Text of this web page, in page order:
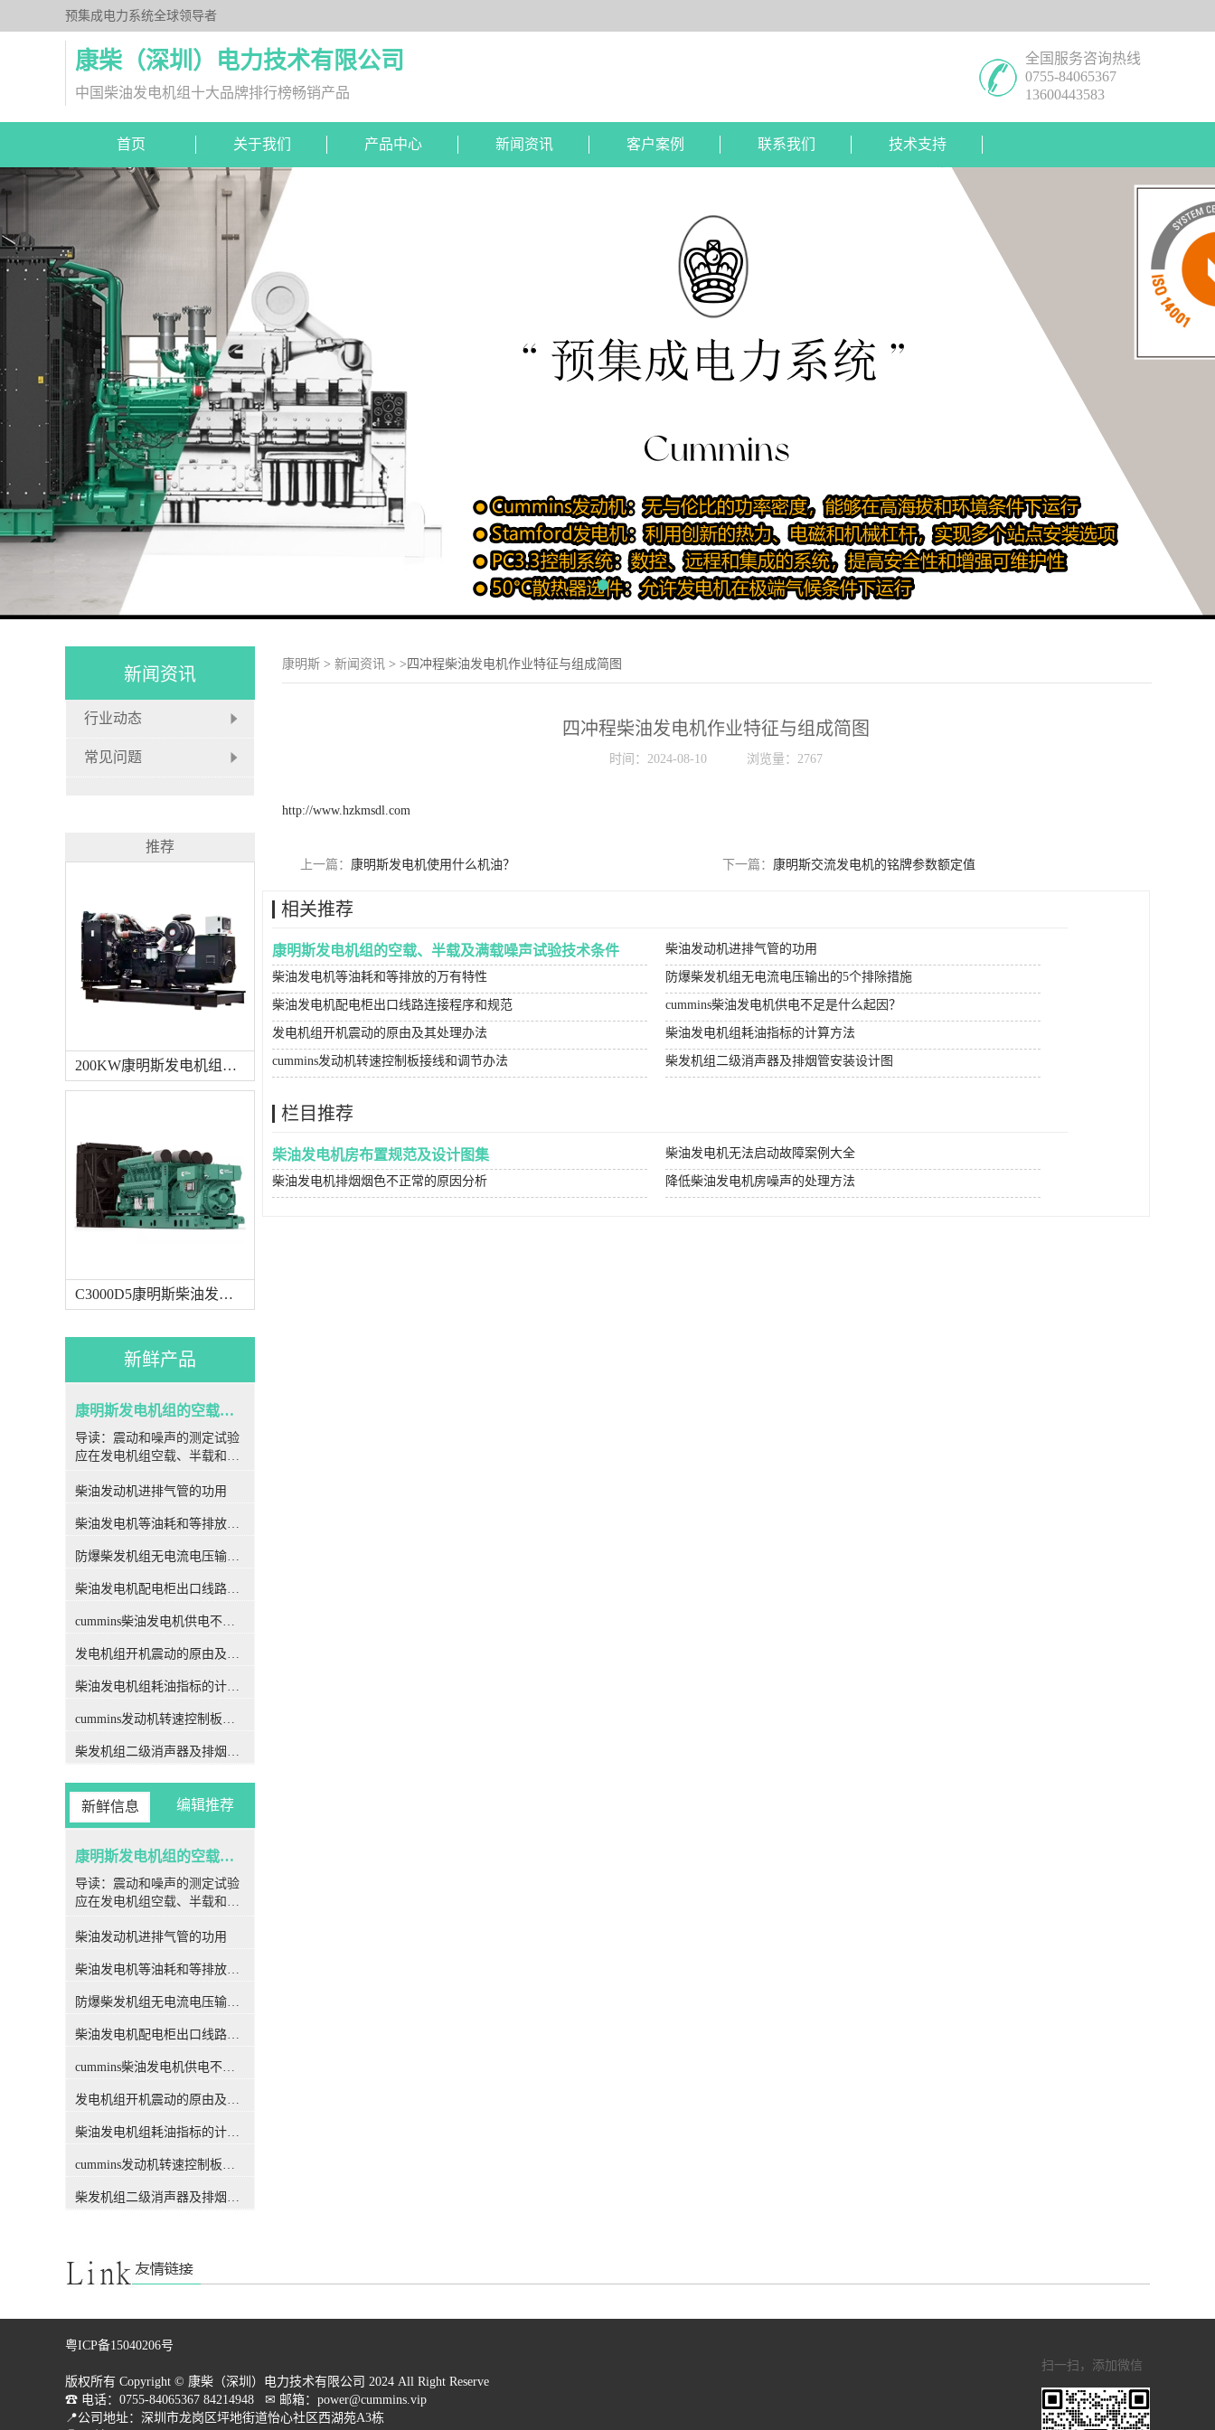
预集成电力系统全球领导者
康柴（深圳）电力技术有限公司
中国柴油发电机组十大品牌排行榜畅销产品
全国服务咨询热线
0755-84065367
13600443583
首页 关于我们 产品中心 新闻资讯 客户案例 联系我们 技术支持
康明斯 > 新闻资讯 > >四冲程柴油发电机作业特征与组成简图
四冲程柴油发电机作业特征与组成简图
时间：2024-08-10 浏览量：2767
http://www.hzkmsdl.com
上一篇： 康明斯发电机使用什么机油？ 下一篇： 康明斯交流发电机的铭牌参数额定值
相关推荐
康明斯发电机组的空载、半载及满载噪声试验技术条件 柴油发动机进排气管的功用
柴油发电机等油耗和等排放的万有特性 防爆柴发机组无电流电压输出的5个排除措施
柴油发电机配电柜出口线路连接程序和规范 cummins柴油发电机供电不足是什么起因？
发电机组开机震动的原由及其处理办法 柴油发电机组耗油指标的计算方法
cummins发动机转速控制板接线和调节办法 柴发机组二级消声器及排烟管安装设计图
栏目推荐
柴油发电机房布置规范及设计图集 柴油发电机无法启动故障案例大全
柴油发电机排烟烟色不正常的原因分析 降低柴油发电机房噪声的处理方法
新闻资讯
行业动态
常见问题
推荐
200KW康明斯发电机组（国三排放）
C3000D5康明斯柴油发电机组
新鲜产品
康明斯发电机组的空载、半载及满载噪声试验技术条件
导读：震动和噪声的测定试验
应在发电机组空载、半载和满
载时，容量因数应为额定值
结果的影响，试验安排在室外
进行时，如受负荷条件所限，
允许负载的功率因数为1)。取
其中较差的数值作为考核数
求不是特别严格时，这两项试
点试验中进行，这样可节约时
声试验应在符合技术条件规定
的场地进行测定。试验时，除
记录振动值和噪音值外，还应
记录发电机组的输出电压、电
试验环境的大气压、相对湿
度、温度等。 在发电机组下
列部位，沿发电机组的横向、
测点进行测定。测量值的单位
（当使用振幅值时，应注意是
单振幅还是双振幅）。取各检
果。 试验时，发电机组安
放地点可为专用的噪声试验室
或符合GB/T1859一2000《往复
式内燃机辐射的空气噪音测量
容量级的测量定准工程法）》
地。室外场地应平坦、空旷，
径圆范围内无大的的反射物
（如围墙、房屋或较大的装置
等），环境噪声应比发电机组
噪声低(A)以上。试验时，用声
后端1。远处分别选购噪声较
应重测。取三次的平均值作为
一个测点测量结果，取各测点
系列cummins50Hz闭式柴油发
380kW，备用功率418kW。发
动机速度1500r/min，风扇速度
1800r/min。吸声箱长4.6m，宽
柴油发动机进排气管的功用
柴油发电机等油耗和等排放的万有特性
防爆柴发机组无电流电压输出的5个排除措施
柴油发电机配电柜出口线路连接程序和规范
cummins柴油发电机供电不足是什么起因？
发电机组开机震动的原由及其处理办法
柴油发电机组耗油指标的计算方法
cummins发动机转速控制板接线和调节办法
柴发机组二级消声器及排烟管安装设计图
新鲜信息 编辑推荐
康明斯发电机组的空载、半载及满载噪声试验技术条件
导读：震动和噪声的测定试验
应在发电机组空载、半载和满
载时，容量因数应为额定值
结果的影响，试验安排在室外
进行时，如受负荷条件所限，
允许负载的功率因数为1)。取
其中较差的数值作为考核数
求不是特别严格时，这两项试
点试验中进行，这样可节约时
声试验应在符合技术条件规定
的场地进行测定。试验时，除
记录振动值和噪音值外，还应
记录发电机组的输出电压、电
列部位，沿发电机组的横向、
纵向及竖直向下三个方向选择
见该被试发电机组的技术要素
（当使用振幅值时，应注意是
单振幅还是双振幅）。取各检
测数值中的较大值作为试验结
果。 试验时，发电机组安
放地点可为专用的噪声试验室
或符合GB/T1859一2000《往复
柴油发动机进排气管的功用
柴油发电机等油耗和等排放的万有特性
防爆柴发机组无电流电压输出的5个排除措施
柴油发电机配电柜出口线路连接程序和规范
cummins柴油发电机供电不足是什么起因？
发电机组开机震动的原由及其处理办法
柴油发电机组耗油指标的计算方法
cummins发动机转速控制板接线和调节办法
柴发机组二级消声器及排烟管安装设计图
粤ICP备15040206号
版权所有 Copyright © 康柴（深圳）电力技术有限公司 2024 All Right Reserve
☎ 电话：0755-84065367 84214948   ✉ 邮箱：power@cummins.vip
📍公司地址：深圳市龙岗区坪地街道怡心社区西湖苑A3栋
扫一扫，添加微信